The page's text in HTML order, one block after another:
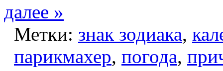
далее »
Метки: знак зодиака,
парикмахер, погода,